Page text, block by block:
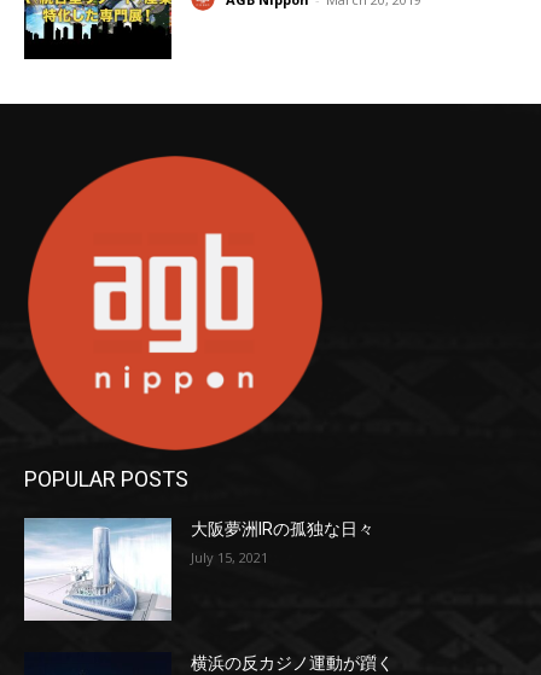
POPULAR POSTS
大阪夢洲IRの孤独な日々
July 15, 2021
横浜の反カジノ運動が躓く